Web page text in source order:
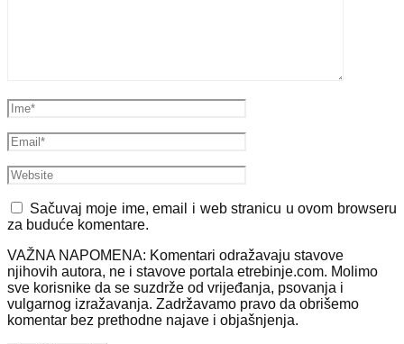
Sačuvaj moje ime, email i web stranicu u ovom browseru
za buduće komentare.
VAŽNA NAPOMENA: Komentari odražavaju stavove
njihovih autora, ne i stavove portala etrebinje.com. Molimo
sve korisnike da se suzdrže od vrijeđanja, psovanja i
vulgarnog izražavanja. Zadržavamo pravo da obrišemo
komentar bez prethodne najave i objašnjenja.